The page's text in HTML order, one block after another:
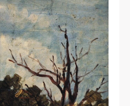
画工具、创作材料及配
伤害他人及造成相应工
或损坏。参与活动者应
动赔偿相应的经济损
及美术馆将不承担人身
画工具、创作材料及配
伤害他人及造成相应工
或损坏。参与活动者应
动赔偿相应的经济损
及美术馆将不承担人身
画工具、创作材料及配
伤害他人及造成相应工
或损坏。参与活动者应
动赔偿相应的经济损
及美术馆将不承担人身